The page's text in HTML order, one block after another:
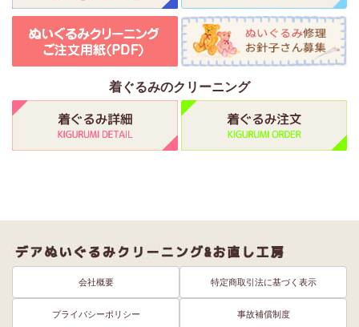
着ぐるみのクリーニング
会社概要 特定商取引法に基づく表示
プライバシーポリシー 事故補償制度